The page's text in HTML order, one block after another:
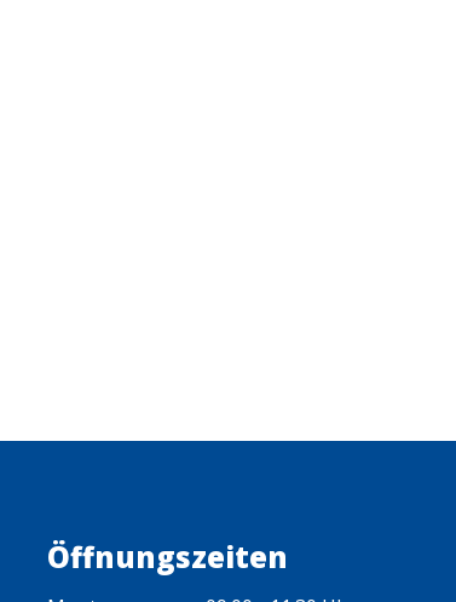
Öffnungszeiten